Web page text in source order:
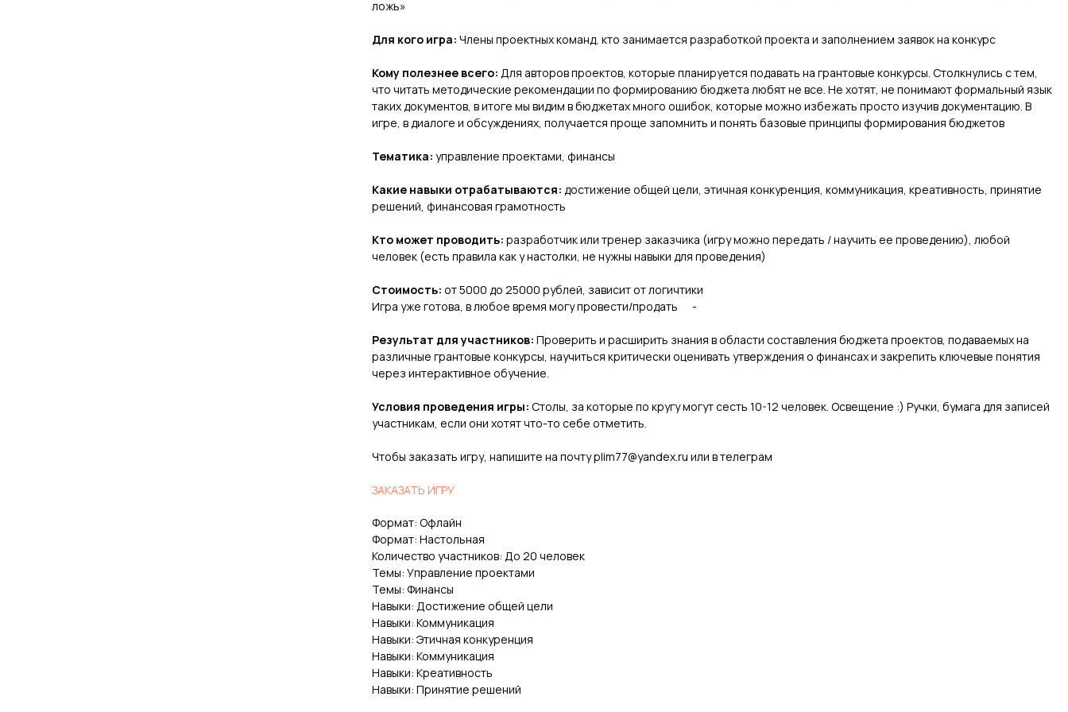
ложь»
Для кого игра: Члены проектных команд, кто занимается разработкой проекта и заполнением заявок на конкурс
Кому полезнее всего: Для авторов проектов, которые планируется подавать на грантовые конкурсы. Столкнулись с тем,
что читать методические рекомендации по формированию бюджета любят не все. Не хотят, не понимают формальный язык
таких документов, в итоге мы видим в бюджетах много ошибок, которые можно избежать просто изучив документацию. В
игре, в диалоге и обсуждениях, получается проще запомнить и понять базовые принципы формирования бюджетов
Тематика: управление проектами, финансы
Какие навыки отрабатываются: достижение общей цели, этичная конкуренция, коммуникация, креативность, принятие
решений, финансовая грамотность
Кто может проводить: разработчик или тренер заказчика (игру можно передать / научить ее проведению), любой
человек (есть правила как у настолки, не нужны навыки для проведения)
Стоимость: от 5000 до 25000 рублей, зависит от логичтики
Игра уже готова, в любое время могу провести/продать -
Результат для участников: Проверить и расширить знания в области составления бюджета проектов, подаваемых на
различные грантовые конкурсы, научиться критически оценивать утверждения о финансах и закрепить ключевые понятия
через интерактивное обучение.
Условия проведения игры: Столы, за которые по кругу могут сесть 10-12 человек. Освещение :) Ручки, бумага для записей
участникам, если они хотят что-то себе отметить.
Чтобы заказать игру, напишите на почту plim77@yandex.ru или в телеграм
ЗАКАЗАТЬ ИГРУ
Формат: Офлайн
Формат: Настольная
Количество участников: До 20 человек
Темы: Управление проектами
Темы: Финансы
Навыки: Достижение общей цели
Навыки: Коммуникация
Навыки: Этичная конкуренция
Навыки: Коммуникация
Навыки: Креативность
Навыки: Принятие решений